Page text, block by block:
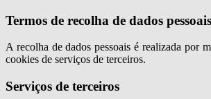
Termos de recolha de dados pessoais
A recolha de dados pessoais é realizada por
cookies de serviços de terceiros.
Serviços de terceiros